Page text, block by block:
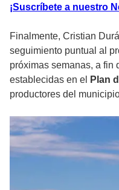
¡Suscríbete a nuestro
Finalmente, Cristian
seguimiento puntual al
próximas semanas, a fin
establecidas en el
Plan
productores del